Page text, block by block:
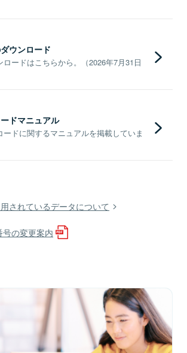
ウンロード
ードはこちらから。（2026年7月31日
ドマニュアル
ドに関するマニュアルを掲載していま
されているデータについて
の変更案内